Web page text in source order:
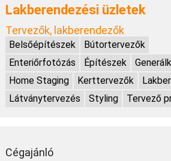
Lakberendezési üzletek
Tervezők, lakberendezők
Belsőépítészek
Bútortervezők
Enteriőrfotózás
Építészek
Home Staging
Kerttervezők
Látványtervezés
Styling Tervező
Cégajánló